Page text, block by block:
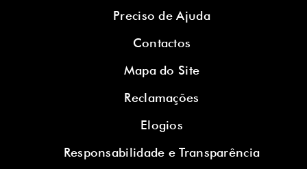
Preciso de Ajuda
Contactos
Mapa do Site
Reclamações
Elogios
Responsabilidade e Transparência